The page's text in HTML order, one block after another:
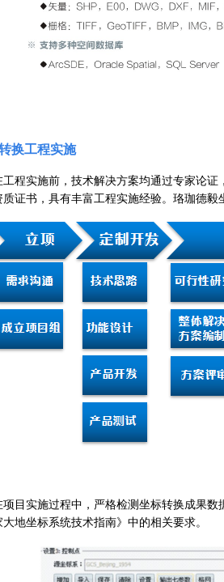
换工程实施
工程实施前，技术解决方案均通过专家论
证书，具有丰富工程实施经验。 珞珈德毅
项目实施过程中，严格检测坐标转换成果
大地坐标系统技术指南》中的相关要求。